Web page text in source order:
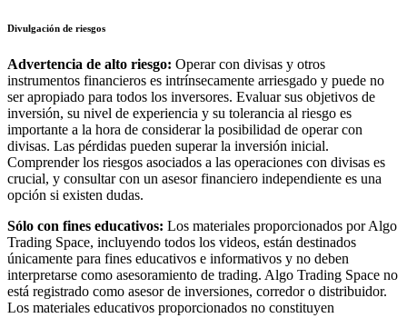
Divulgación de riesgos
Advertencia de alto riesgo: Operar con divisas y otros
instrumentos financieros es intrínsecamente arriesgado y puede no
ser apropiado para todos los inversores. Evaluar sus objetivos de
inversión, su nivel de experiencia y su tolerancia al riesgo es
importante a la hora de considerar la posibilidad de operar con
divisas. Las pérdidas pueden superar la inversión inicial.
Comprender los riesgos asociados a las operaciones con divisas es
crucial, y consultar con un asesor financiero independiente es una
opción si existen dudas.
Sólo con fines educativos: Los materiales proporcionados por Algo
Trading Space, incluyendo todos los videos, están destinados
únicamente para fines educativos e informativos y no deben
interpretarse como asesoramiento de trading. Algo Trading Space no
está registrado como asesor de inversiones, corredor o distribuidor.
Los materiales educativos proporcionados no constituyen